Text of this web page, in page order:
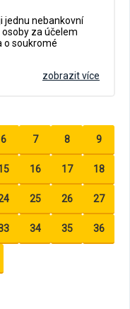
jednu nebankovní
za účelem
o soukromé
zobrazit více
6 7 8 9
16 17 18
25 26 27
34 35 36